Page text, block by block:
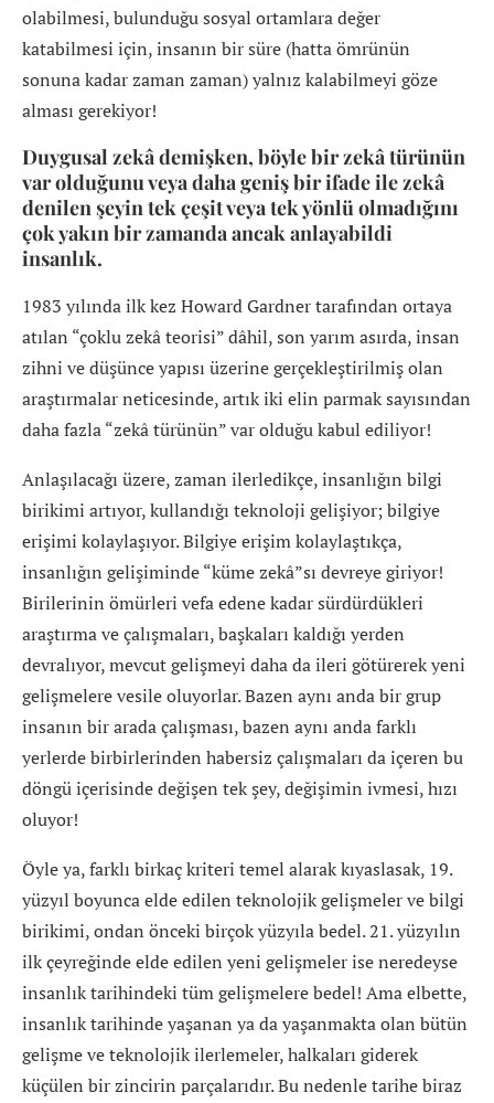
olabilmesi, bulunduğu sosyal ortamlara değer
katabilmesi için, insanın bir süre (hatta ömrünün
sonuna kadar zaman zaman) yalnız kalabilmeyi göze
alması gerekiyor!
Duygusal zekâ demişken, böyle bir zekâ türünün
var olduğunu veya daha geniş bir ifade ile zekâ
denilen şeyin tek çeşit veya tek yönlü olmadığını
çok yakın bir zamanda ancak anlayabildi
insanlık.
1983 yılında ilk kez Howard Gardner tarafından ortaya
atılan “çoklu zekâ teorisi” dâhil, son yarım asırda, insan
zihni ve düşünce yapısı üzerine gerçekleştirilmiş olan
araştırmalar neticesinde, artık iki elin parmak sayısından
daha fazla “zekâ türünün” var olduğu kabul ediliyor!
Anlaşılacağı üzere, zaman ilerledikçe, insanlığın bilgi
birikimi artıyor, kullandığı teknoloji gelişiyor; bilgiye
erişimi kolaylaşıyor. Bilgiye erişim kolaylaştıkça,
insanlığın gelişiminde “küme zekâ”sı devreye giriyor!
Birilerinin ömürleri vefa edene kadar sürdürdükleri
araştırma ve çalışmaları, başkaları kaldığı yerden
devralıyor, mevcut gelişmeyi daha da ileri götürerek yeni
gelişmelere vesile oluyorlar. Bazen aynı anda bir grup
insanın bir arada çalışması, bazen aynı anda farklı
yerlerde birbirlerinden habersiz çalışmaları da içeren bu
döngü içerisinde değişen tek şey, değişimin ivmesi, hızı
oluyor!
Öyle ya, farklı birkaç kriteri temel alarak kıyaslasak, 19.
yüzyıl boyunca elde edilen teknolojik gelişmeler ve bilgi
birikimi, ondan önceki birçok yüzyıla bedel. 21. yüzyılın
ilk çeyreğinde elde edilen yeni gelişmeler ise neredeyse
insanlık tarihindeki tüm gelişmelere bedel! Ama elbette,
insanlık tarihinde yaşanan ya da yaşanmakta olan bütün
gelişme ve teknolojik ilerlemeler, halkaları giderek
küçülen bir zincirin parçalarıdır. Bu nedenle tarihe biraz